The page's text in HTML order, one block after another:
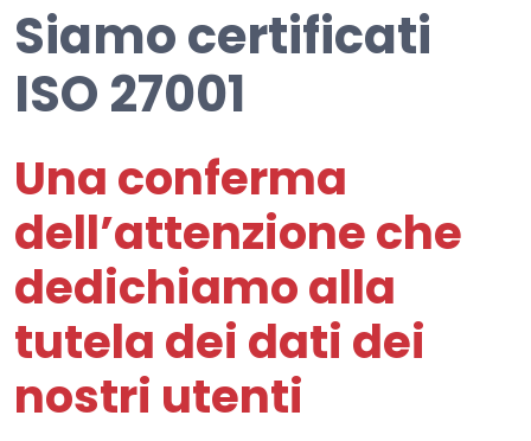
Cerca
Siamo certificati
ISO 27001
Una conferma
dell’attenzione che
dedichiamo alla
tutela dei dati dei
nostri utenti